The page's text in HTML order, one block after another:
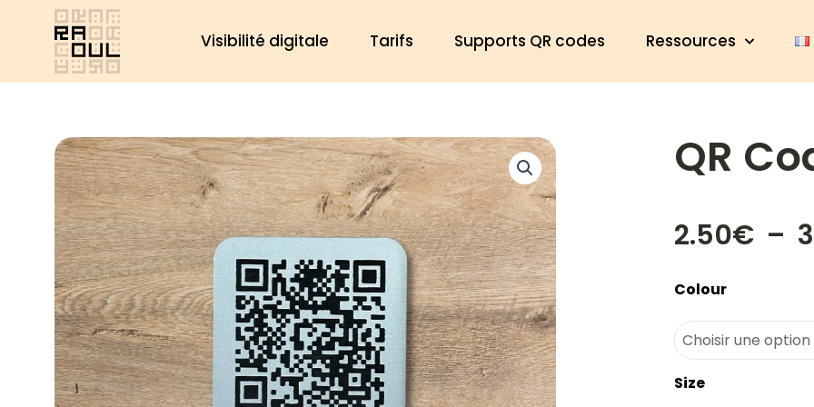
contenu
Visibilité digitale Tarifs Supports QR codes Ressources
QR
2.50€ –
Colour
Size
quantité
QR
Code
Table